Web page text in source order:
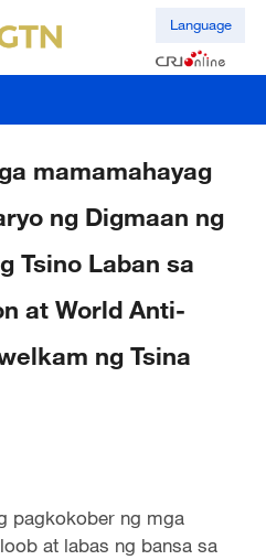
Language
mamamahayag
ng Digmaan ng
Tsino Laban sa
at World Anti-
ng Tsina
pagkokober ng mga
at labas ng bansa sa